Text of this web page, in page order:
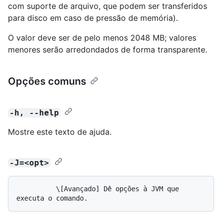
com suporte de arquivo, que podem ser transferidos
para disco em caso de pressão de memória).
O valor deve ser de pelo menos 2048 MB; valores
menores serão arredondados de forma transparente.
Opções comuns
-h, --help
Mostre este texto de ajuda.
-J=<opt>